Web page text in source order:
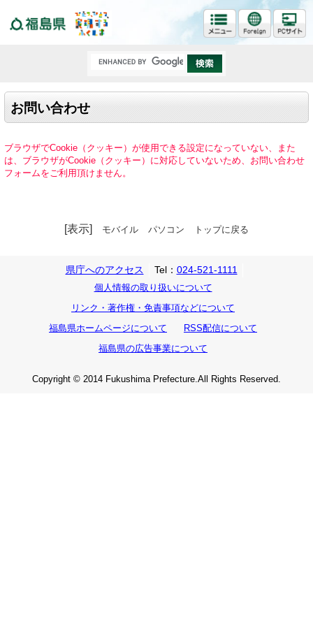
お問い合わせ
ブラウザでCookie（クッキー）が使用できる設定になっていない、また
は、ブラウザがCookie（クッキー）に対応していないため、お問い合わせ
フォームをご利用頂けません。
[表示] モバイル パソコン トップに戻る
県庁へのアクセス Tel： 024-521-1111
個人情報の取り扱いについて
リンク・著作権・免責事項などについて
福島県ホームページについて
RSS配信について
福島県の広告事業について
Copyright © 2014 Fukushima Prefecture.All Rights Reserved.